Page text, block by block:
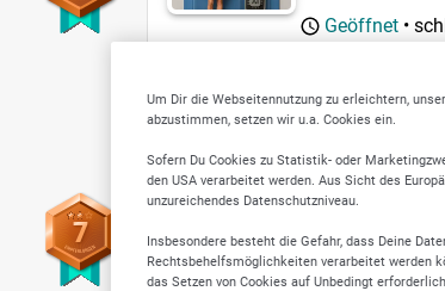
Geöffnet •
7
Sabinenweg 49
45475
Geöffnet•
Um Dir die Webseitennutzung zu erleichtern,
abzustimmen, setzen wir u.a. Cookies ein.
Sofern Du Cookies zu Statistik- oder
den USA verarbeitet werden. Aus Sicht des
unzureichendes Datenschutzniveau.
Insbesondere besteht die Gefahr, dass Deine
Rechtsbehelfsmöglichkeiten verarbeitet werden
das Setzen von Cookies auf Unbedingt